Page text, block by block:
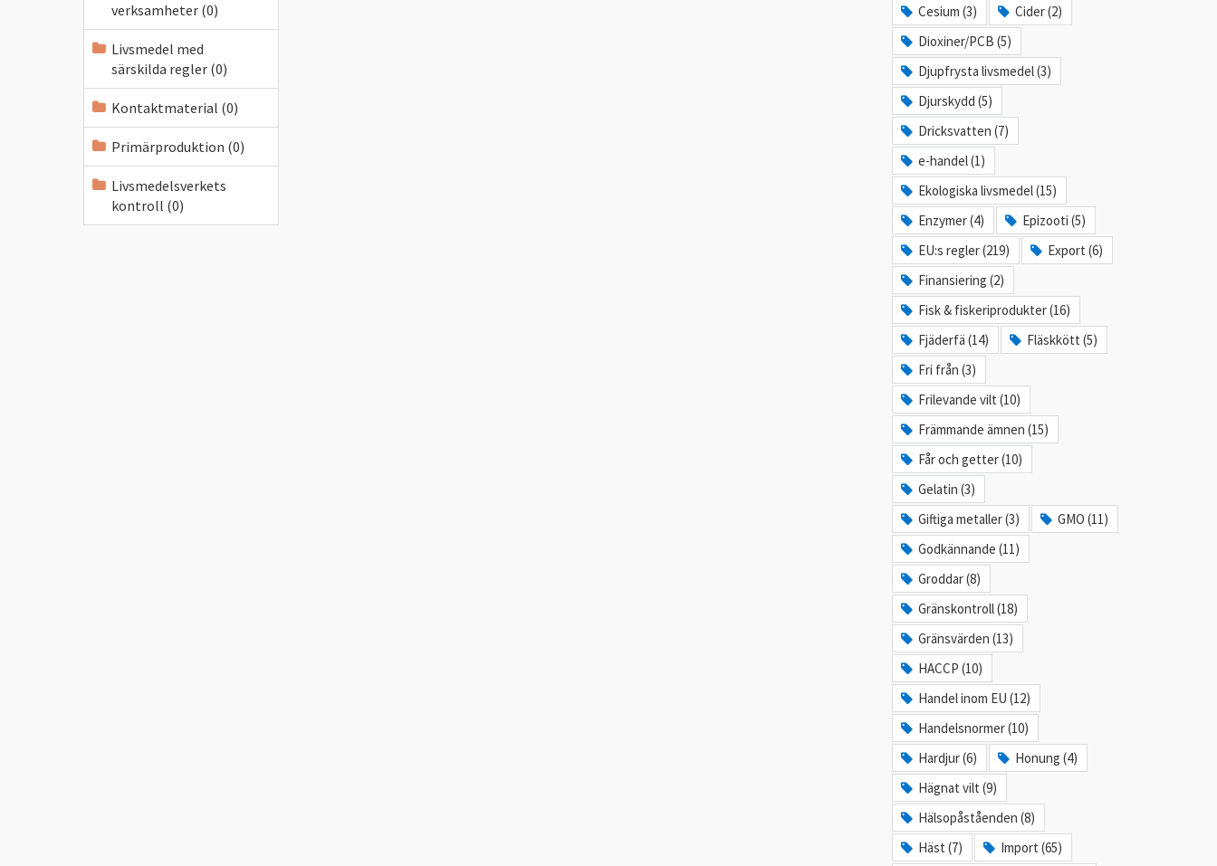
verksamheter (0)
Livsmedel med
särskilda regler (0)
Kontaktmaterial (0)
Primärproduktion (0)
Livsmedelsverkets
kontroll (0)
Cesium (3)
Cider (2)
Dioxiner/PCB (5)
Djupfrysta livsmedel (3)
Djurskydd (5)
Dricksvatten (7)
e-handel (1)
Ekologiska livsmedel (15)
Enzymer (4)
Epizooti (5)
EU:s regler (219)
Export (6)
Finansiering (2)
Fisk & fiskeriprodukter (16)
Fjäderfä (14)
Fläskkött (5)
Fri från (3)
Frilevande vilt (10)
Främmande ämnen (15)
Får och getter (10)
Gelatin (3)
Giftiga metaller (3)
GMO (11)
Godkännande (11)
Groddar (8)
Gränskontroll (18)
Gränsvärden (13)
HACCP (10)
Handel inom EU (12)
Handelsnormer (10)
Hardjur (6)
Honung (4)
Hägnat vilt (9)
Hälsopåståenden (8)
Häst (7)
Import (65)